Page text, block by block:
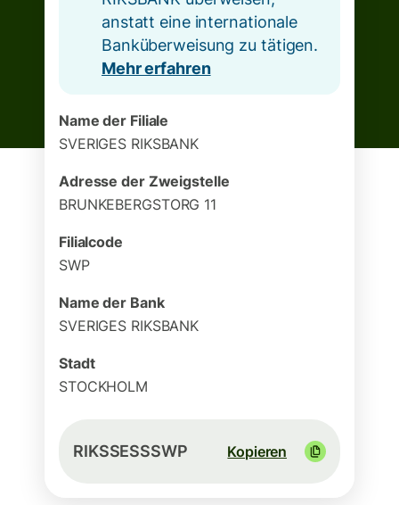
anstatt eine internationale
Banküberweisung zu tätigen.
Mehr erfahren
Name der Filiale
SVERIGES RIKSBANK
Adresse der Zweigstelle
BRUNKEBERGSTORG 11
Filialcode
SWP
Name der Bank
SVERIGES RIKSBANK
Stadt
STOCKHOLM
RIKSSESSSWP Kopieren